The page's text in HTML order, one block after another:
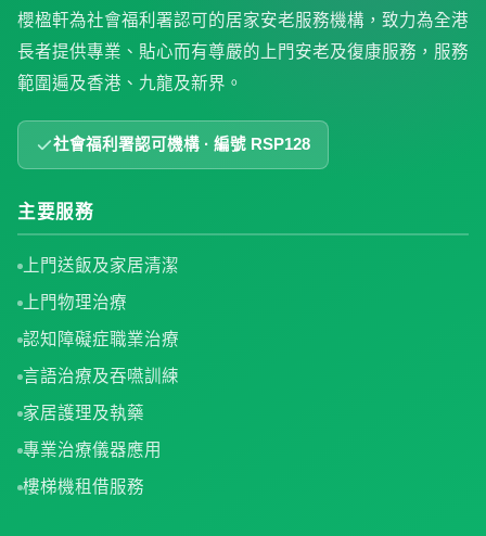
櫻楹軒為社會福利署認可的居家安老服務機構，致力為全港
長者提供專業、貼心而有尊嚴的上門安老及復康服務，服務
範圍遍及香港、九龍及新界。
社會福利署認可機構 · 編號 RSP128
主要服務
上門送飯及家居清潔
上門物理治療
認知障礙症職業治療
言語治療及吞嚥訓練
家居護理及執藥
專業治療儀器應用
樓梯機租借服務